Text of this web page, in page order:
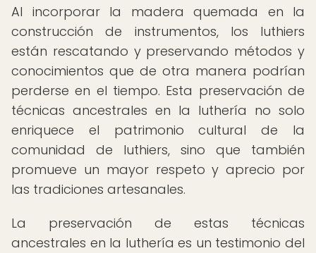
Al incorporar la madera quemada en la
construcción de instrumentos, los luthiers
están rescatando y preservando métodos y
conocimientos que de otra manera podrían
perderse en el tiempo. Esta preservación de
técnicas ancestrales en la luthería no solo
enriquece el patrimonio cultural de la
comunidad de luthiers, sino que también
promueve un mayor respeto y aprecio por
las tradiciones artesanales.
La preservación de estas técnicas
ancestrales en la luthería es un testimonio del